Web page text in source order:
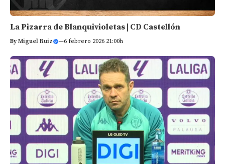
La Pizarra de Blanquivioletas | CD Castellón
ByMiguel Ruiz —6 febrero 2026 21:00h